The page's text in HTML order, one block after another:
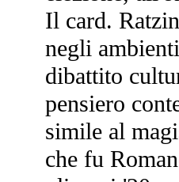
Il card.
negli
dibattito
pensiero
simile al
che fu